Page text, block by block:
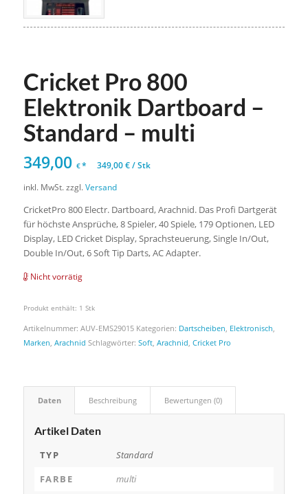
Cricket Pro 800
Elektronik Dartboard –
Standard – multi
349,00 €* 349,00€/Stk
inkl. MwSt. zzgl.Versand
CricketPro 800 Electr. Dartboard, Arachnid. Das Profi Dartgerät
für höchste Ansprüche, 8 Spieler, 40 Spiele, 179 Optionen, LED
Display, LED Cricket Display, Sprachsteuerung, Single In/Out,
Double In/Out, 6 Soft Tip Darts, AC Adapter.
Nicht vorrätig
Produkt enthält: 1 Stk
Artikelnummer: AUV-EMS29015 Kategorien: Dartscheiben Elektronisch
Marken Arachnid Schlagwörter: Soft, Arachnid Cricket Pro
Daten Beschreibung Bewertungen (0)
Artikel Daten
TYP
Standard
FARBE
multi